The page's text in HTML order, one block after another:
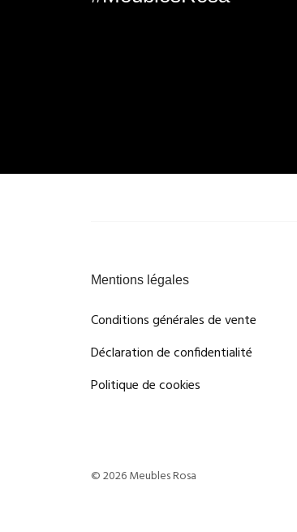
Mentions légales
Conditions générales de vente
Déclaration de confidentialité
Politique de cookies
© 2026 Meubles Rosa